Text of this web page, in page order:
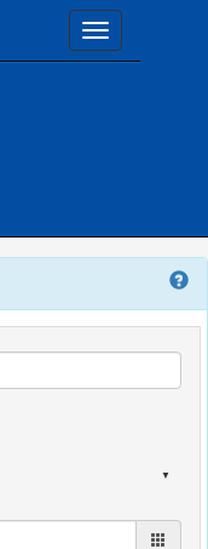
Toggle